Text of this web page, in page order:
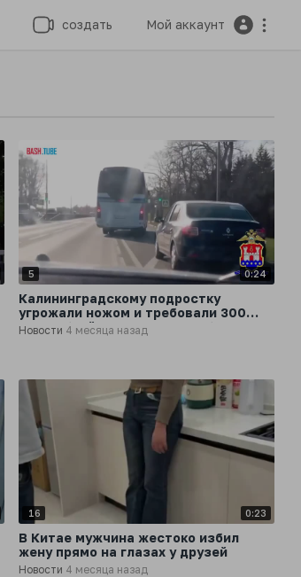
создать Мой аккаунт
5 0:24
Калининградскому подростку
угрожали ножом и требовали 300
000 рублей за «долги» погибшего на
Новости 4 месяца назад
16 0:23
В Китае мужчина жестоко избил
жену прямо на глазах у друзей
Новости 4 месяца назад